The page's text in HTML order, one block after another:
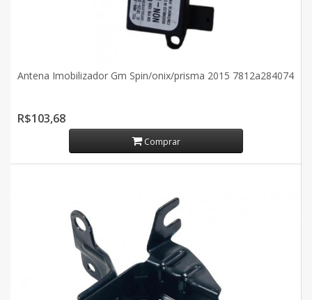
Antena Imobilizador Gm Spin/onix/prisma 2015 7812a284074
R$103,68
Comprar